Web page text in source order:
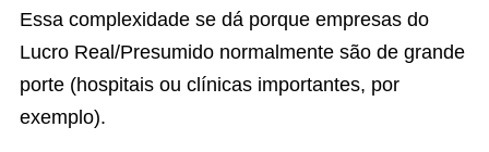
Essa complexidade se dá porque empresas do
Lucro Real/Presumido normalmente são de grande
porte (hospitais ou clínicas importantes, por
exemplo).